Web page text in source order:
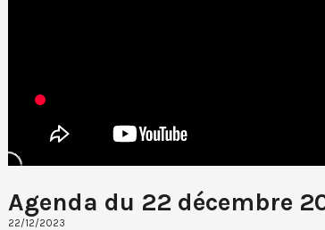
Agenda du 22 décembre
22/12/2023